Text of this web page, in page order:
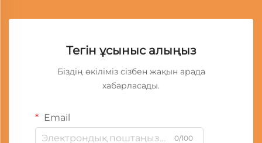
Тегін ұсыныс алыңыз
Біздің өкіліміз сізбен жақын арада
хабарласады.
Email
0/100